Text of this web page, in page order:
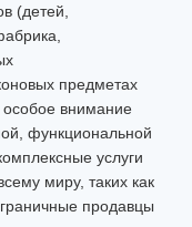
(детей,
предметах
внимание
функциональной
услуги
миру, таких как
продавцы